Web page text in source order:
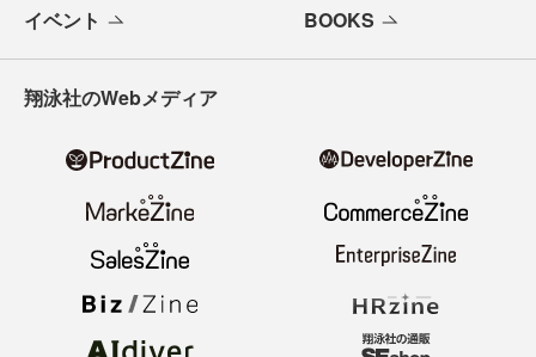
イベント BOOKS
翔泳社のWebメディア